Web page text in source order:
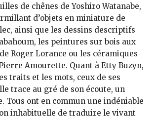
de chênes de Yoshiro Watanabe,
d’objets en miniature de
ainsi que les dessins descriptifs
les peintures sur bois aux
Roger Lorance ou les céramiques
Amourette. Quant à Etty Buzyn,
traits et les mots, ceux de ses
trace au gré de son écoute, un
Tous ont en commun une indéniable
inhabituelle de traduire le vivant